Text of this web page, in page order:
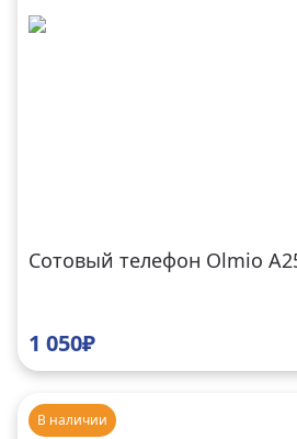
Сотовый телефон Olmio
1 050₽
В наличии